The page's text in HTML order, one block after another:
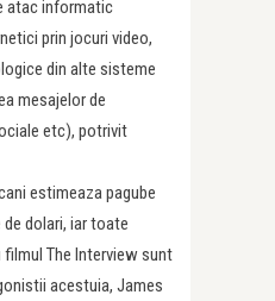
atac informatic
prin jocuri video,
din alte sisteme
mesajelor de
etc), potrivit
estimeaza pagube
de dolari, iar toate
The Interview sunt
acestuia, James